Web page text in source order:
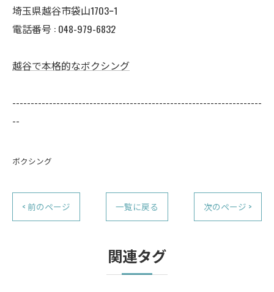
埼玉県越谷市袋山1703ｰ1
電話番号 : 048-979-6832
越谷で本格的なボクシング
--------------------------------------------------------------------
--
ボクシング
< 前のページ 一覧に戻る 次のページ >
関連タグ